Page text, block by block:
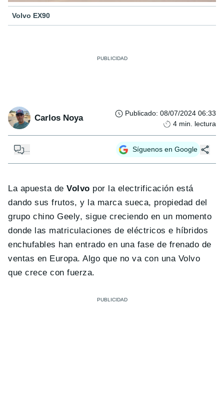
Volvo EX90
Carlos Noya Publicado: 08/07/2024 06:33
4 min. lectura
... Síguenos en Google
La apuesta deVolvo por la electrificación está
dando sus frutos, y la marca sueca, propiedad del
grupo chino Geely, sigue creciendo en un momento
donde las matriculaciones de eléctricos e híbridos
enchufables han entrado en una fase de frenado de
ventas en Europa. Algo que no va con una Volvo
que crece con fuerza.